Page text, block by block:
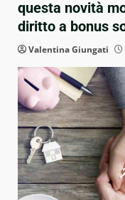
questa novità
diritto a bonus
Valentina Giungati